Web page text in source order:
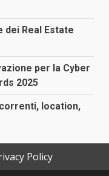
dei Real Estate
per la Cyber
2025
location,
Policy